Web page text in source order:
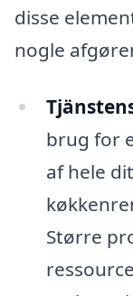
disse
nogle
brug for
af hele
Større